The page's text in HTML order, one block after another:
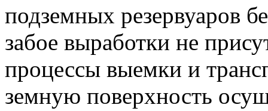
подземных резервуаров
забое выработки не
процессы выемки и
земную поверхность